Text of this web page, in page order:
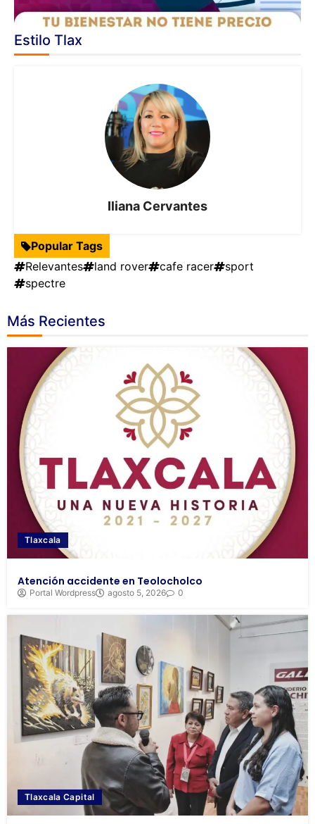
Estilo Tlax
Iliana Cervantes
Popular Tags
Relevantes
land rover cafe racer
sport
spectre
Más Recientes
Tlaxcala
Atención accidente en Teolocholco
Portal Wordpress agosto 5, 2026 0
Tlaxcala Capital